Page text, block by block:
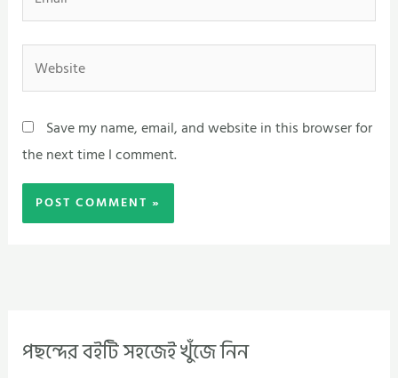
Website
Save my name, email, and website in this browser for
the next time I comment.
পছন্দের বইটি সহজেই খুঁজে নিন